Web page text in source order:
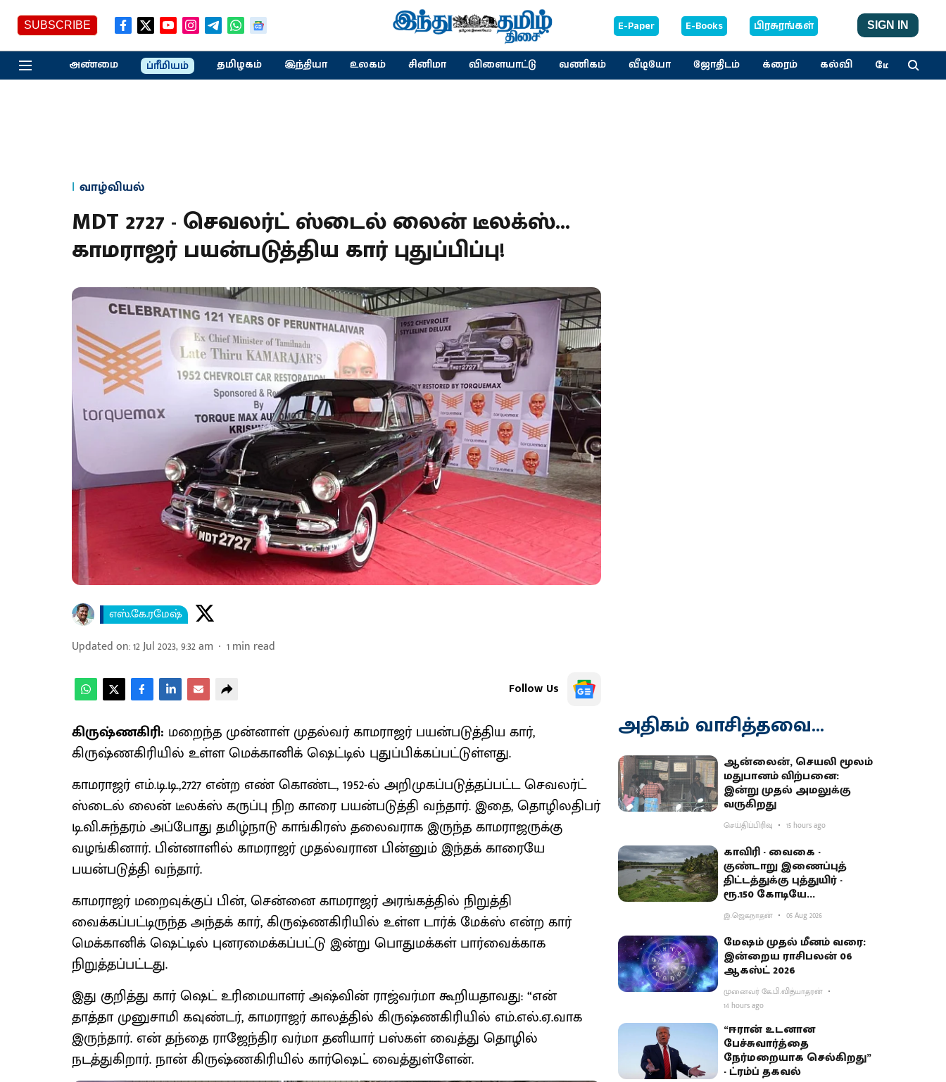
SUBSCRIBE E-Paper E-Books பிரசுரங்கள் SIGN IN
அண்மை ப்ரீமியம் தமிழகம் இந்தியா உலகம் சினிமா விளையாட்டு வணிகம் வீடியோ ஜோதிடம் க்ரைம் கல்வி மேலும்
வாழ்வியல்
MDT 2727 - செவலர்ட் ஸ்டைல் லைன் டீலக்ஸ்...
காமராஜர் பயன்படுத்திய கார் புதுப்பிப்பு!
எஸ்.கே.ரமேஷ்
Updated on:12 Jul 2023, 9:32 am 1min read
Follow Us
கிருஷ்ணகிரி: மறைந்த முன்னாள் முதல்வர் காமராஜர் பயன்படுத்திய கார்,
கிருஷ்ணகிரியில் உள்ள மெக்கானிக் ஷெட்டில் புதுப்பிக்கப்பட்டுள்ளது.
காமராஜர் எம்.டி.டி.,2727 என்ற எண் கொண்ட, 1952-ல் அறிமுகப்படுத்தப்பட்ட செவலர்ட்
ஸ்டைல் லைன் டீலக்ஸ் கருப்பு நிற காரை பயன்படுத்தி வந்தார். இதை, தொழிலதிபர்
டி.வி.சுந்தரம் அப்போது தமிழ்நாடு காங்கிரஸ் தலைவராக இருந்த காமராஜருக்கு
வழங்கினார். பின்னாளில் காமராஜர் முதல்வரான பின்னும் இந்தக் காரையே
பயன்படுத்தி வந்தார்.
காமராஜர் மறைவுக்குப் பின், சென்னை காமராஜர் அரங்கத்தில் நிறுத்தி
வைக்கப்பட்டிருந்த அந்தக் கார், கிருஷ்ணகிரியில் உள்ள டார்க் மேக்ஸ் என்ற கார்
மெக்கானிக் ஷெட்டில் புனரமைக்கப்பட்டு இன்று பொதுமக்கள் பார்வைக்காக
நிறுத்தப்பட்டது.
இது குறித்து கார் ஷெட் உரிமையாளர் அஷ்வின் ராஜ்வர்மா கூறியதாவது: “என்
தாத்தா முனுசாமி கவுண்டர், காமராஜர் காலத்தில் கிருஷ்ணகிரியில் எம்.எல்.ஏ.வாக
இருந்தார். என் தந்தை ராஜேந்திர வர்மா தனியார் பஸ்கள் வைத்து தொழில்
நடத்துகிறார். நான் கிருஷ்ணகிரியில் கார்ஷெட் வைத்துள்ளேன்.
அதிகம் வாசித்தவை...
ஆன்லைன், செயலி மூலம்
மதுபானம் விற்பனை:
இன்று முதல் அமலுக்கு
வருகிறது
செய்திப்பிரிவு 15 hours ago
காவிரி - வைகை -
குண்டாறு இணைப்புத்
திட்டத்துக்கு புத்துயிர் -
ரூ.150 கோடியே
ஒதுக்கியதால் விவசாயிகள்
ஏமாற்றம்
இ.ஜெகநாதன் 05 Aug 2026
மேஷம் முதல் மீனம் வரை:
இன்றைய ராசிபலன் 06
ஆகஸ்ட் 2026
முனைவர் கே.பி.வித்யாதரன்
14 hours ago
“ஈரான் உடனான
பேச்சுவார்த்தை
நேர்மறையாக செல்கிறது”
- ட்ரம்ப் தகவல்